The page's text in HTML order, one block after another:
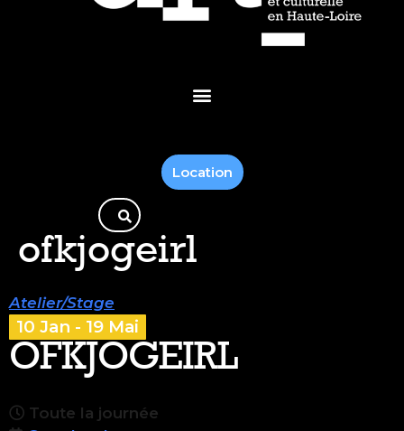
Location
ofkjogeirl
Atelier/Stage
10 Jan - 19 Mai
OFKJOGEIRL
Toute la journée